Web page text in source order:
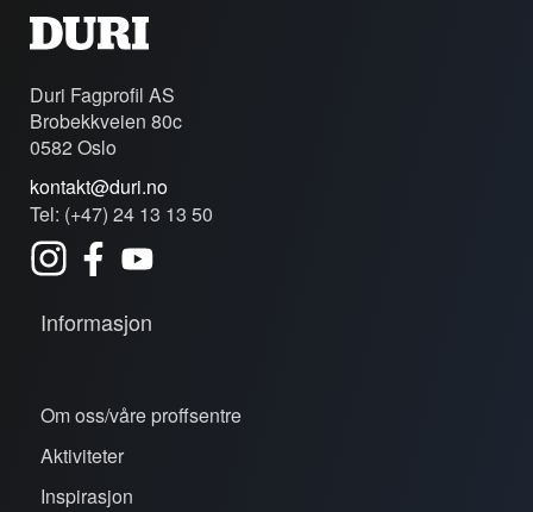
Duri Fagprofil AS
Brobekkveien 80c
0582 Oslo
kontakt@duri.no
Tel: (+47) 24 13 13 50
Informasjon
Om oss/våre proffsentre
Aktiviteter
Inspirasjon